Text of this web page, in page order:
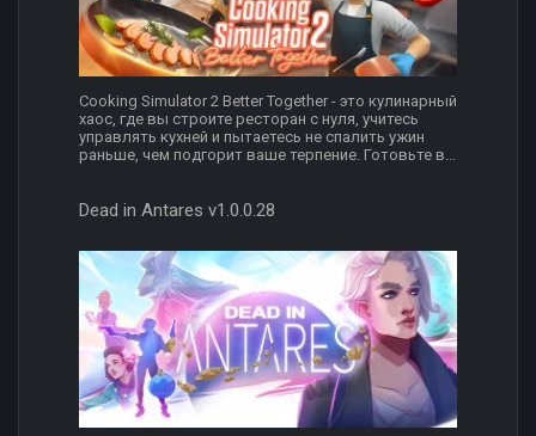
Cooking Simulator 2 Better Together - это кулинарный
хаос, где вы строите ресторан с нуля, учитесь
управлять кухней и пытаетесь не спалить ужин
раньше, чем подгорит ваше терпение. Готовьте в...
Dead in Antares v1.0.0.28